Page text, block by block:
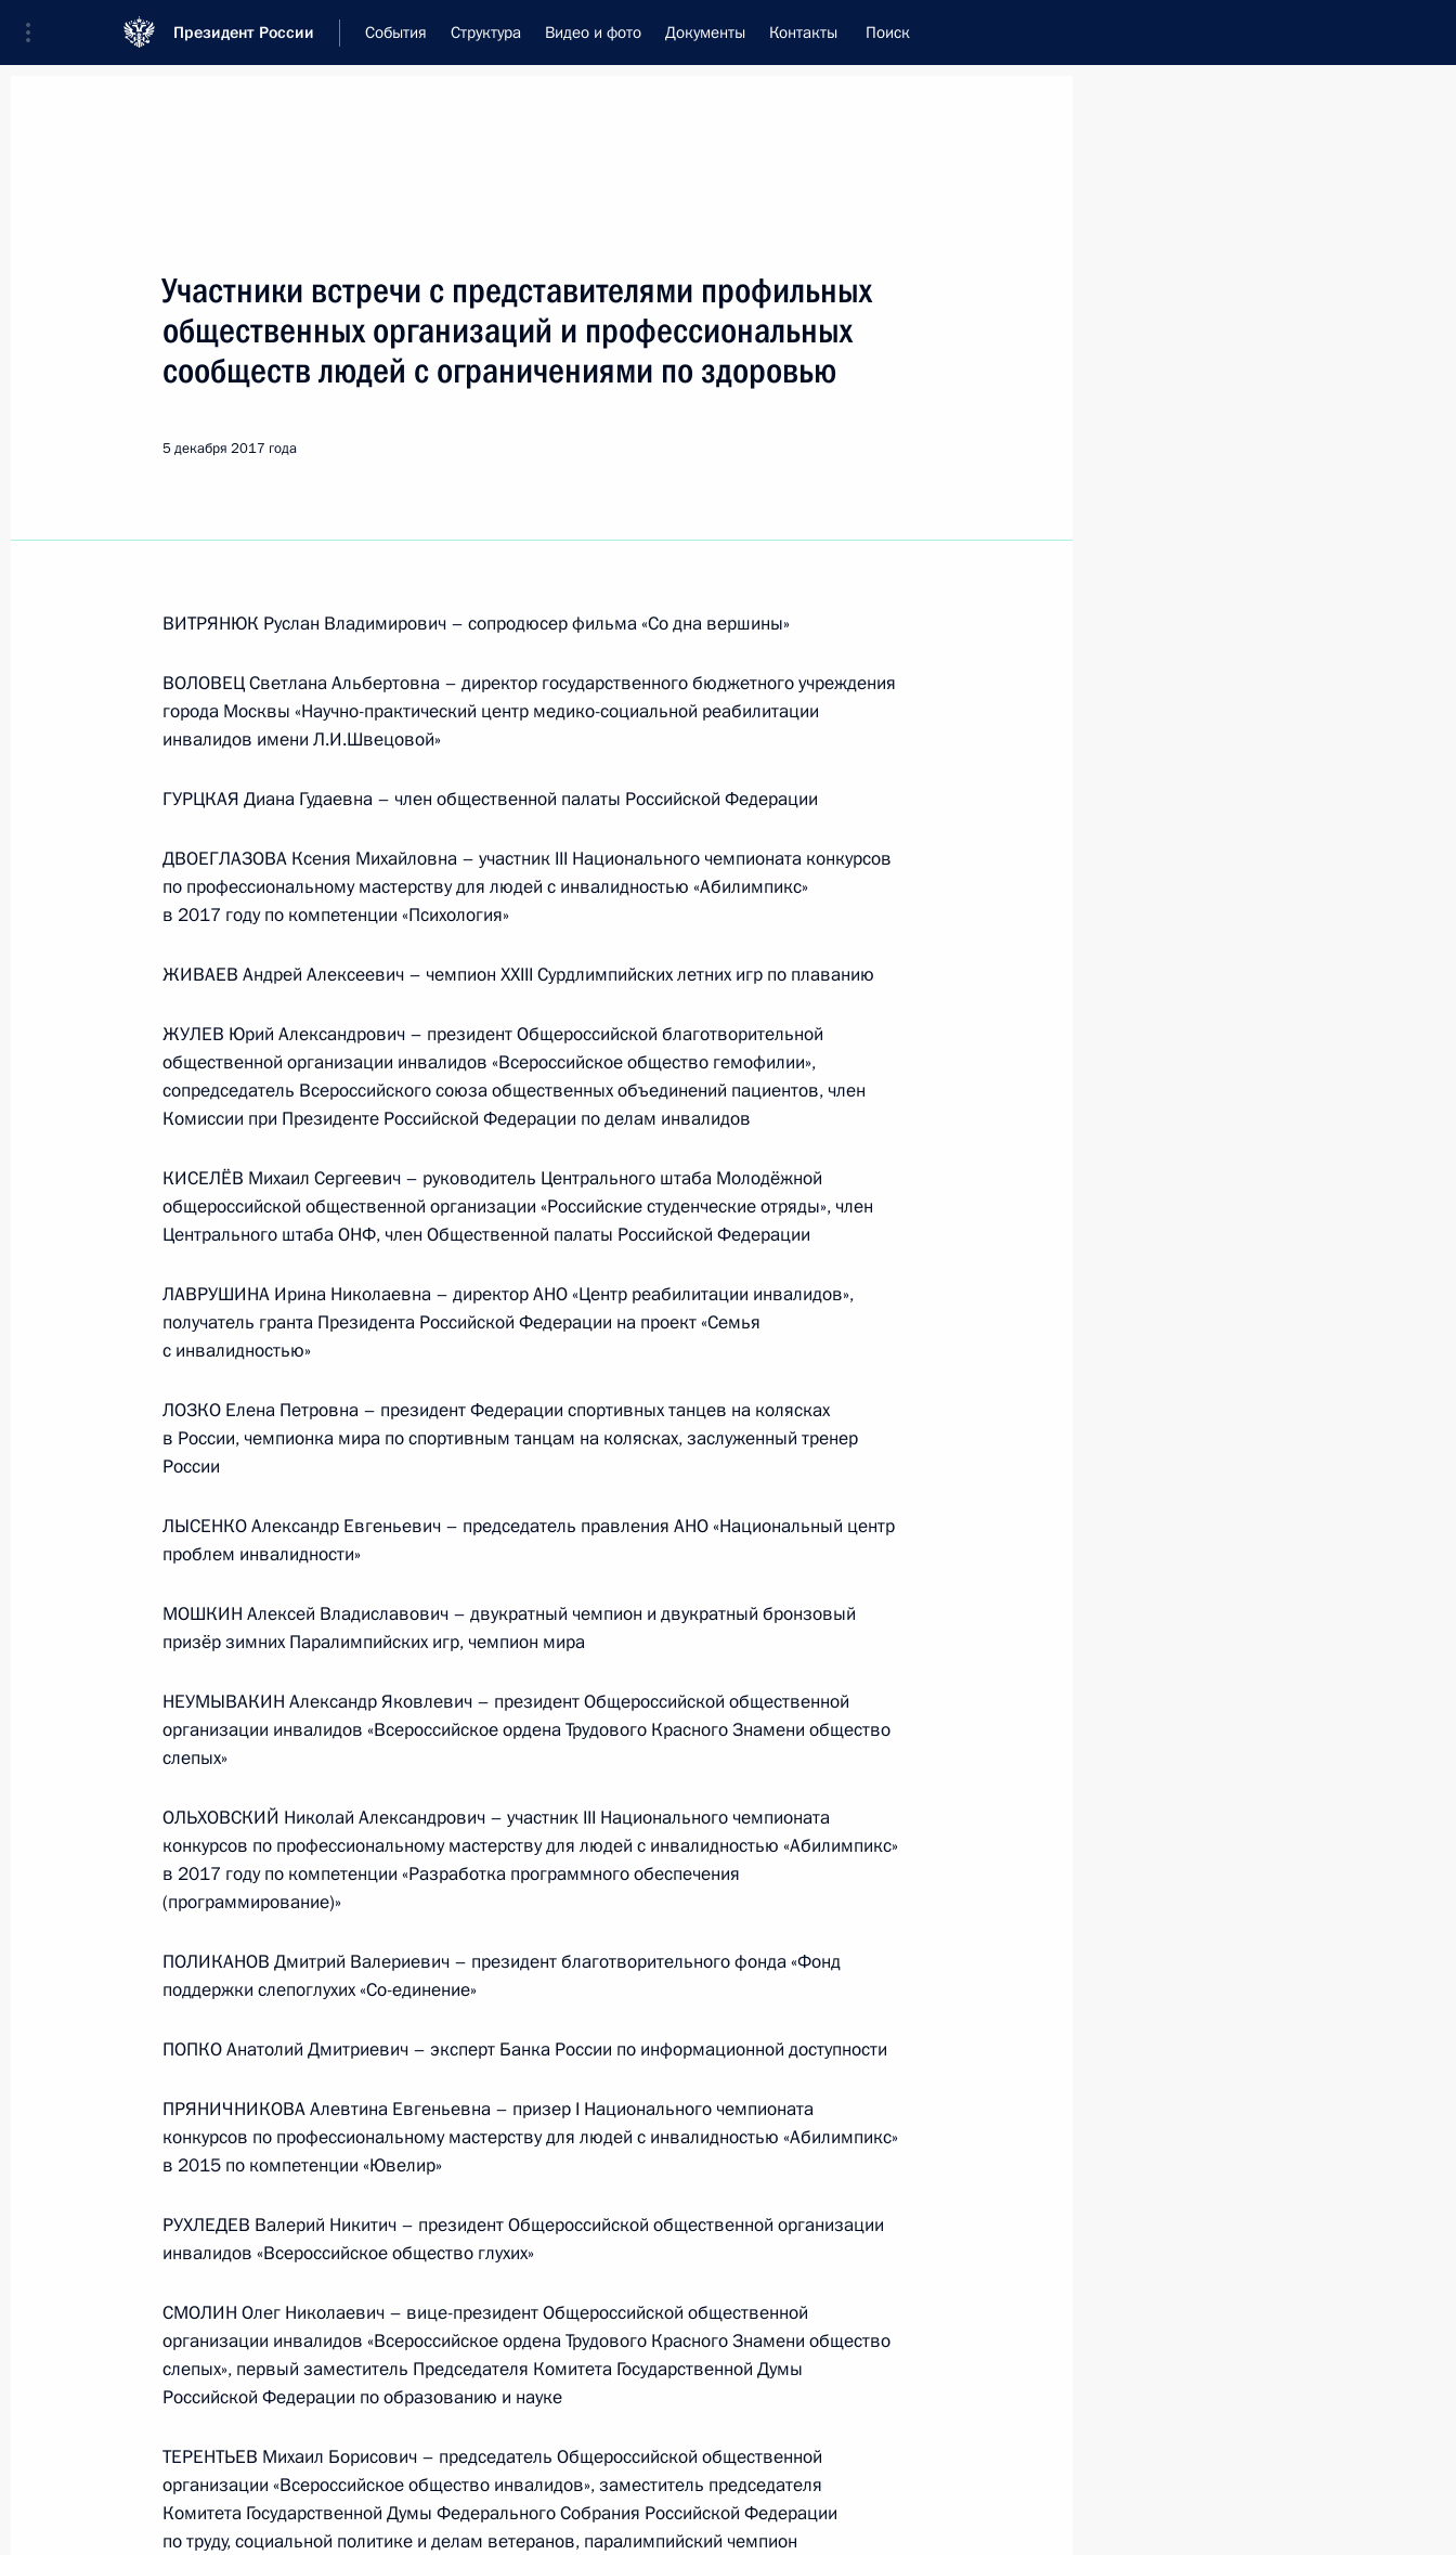
Президент России События Структура Видео и фото Документы Контакты Поиск
Рабочая встреча с вице-премьером – полпредом
Президента в ДФО Юрием Трутневым
Встреча с руководством
5 августа 2026 года, 12:40
Встреча с Председателем
Памфиловой
5 августа 2026 года, 18:15
Президент России
Обращение к участникам VIII
Российско-Киргизского
Российско-Киргизской
межрегиональной конференции
Встреча с председателем Союза
Встреча с врио губернатора
Белгородской области Александром
Шуваевым
5 августа 2026 года, 16:40
Инасио Лулой да Силвой
4 августа 2026 года, 17:30
События и поездки на географической карте
Администрация Президента России
Руслан Эдельгериев посетил
23 июля 2026 года, 19:00
Заседание межведомственной
по повышению эффективности
сохранения объектов
культурного наследия,
в неудовлетворительном
состоянии
14 июля 2026 года, 15:00
Участники встречи с представителями профильных
общественных организаций и профессиональных
сообществ людей с ограничениями по здоровью
5 декабря 2017 года
ВИТРЯНЮК Руслан Владимирович – сопродюсер фильма «Со дна вершины»
ВОЛОВЕЦ Светлана Альбертовна – директор государственного бюджетного учреждения
города Москвы «Научно-практический центр медико-социальной реабилитации
инвалидов имени Л.И.Швецовой»
ГУРЦКАЯ Диана Гудаевна – член общественной палаты Российской Федерации
ДВОЕГЛАЗОВА Ксения Михайловна – участник III Национального чемпионата конкурсов
по профессиональному мастерству для людей с инвалидностью «Абилимпикс»
в 2017 году по компетенции «Психология»
ЖИВАЕВ Андрей Алексеевич – чемпион XXIII Сурдлимпийских летних игр по плаванию
ЖУЛЕВ Юрий Александрович – президент Общероссийской благотворительной
общественной организации инвалидов «Всероссийское общество гемофилии»,
сопредседатель Всероссийского союза общественных объединений пациентов, член
Комиссии при Президенте Российской Федерации по делам инвалидов
КИСЕЛЁВ Михаил Сергеевич – руководитель Центрального штаба Молодёжной
общероссийской общественной организации «Российские студенческие отряды», член
Центрального штаба ОНФ, член Общественной палаты Российской Федерации
ЛАВРУШИНА Ирина Николаевна – директор АНО «Центр реабилитации инвалидов»,
получатель гранта Президента Российской Федерации на проект «Семья
с инвалидностью»
ЛОЗКО Елена Петровна – президент Федерации спортивных танцев на колясках
в России, чемпионка мира по спортивным танцам на колясках, заслуженный тренер
России
ЛЫСЕНКО Александр Евгеньевич – председатель правления АНО «Национальный центр
проблем инвалидности»
МОШКИН Алексей Владиславович – двукратный чемпион и двукратный бронзовый
призёр зимних Паралимпийских игр, чемпион мира
НЕУМЫВАКИН Александр Яковлевич – президент Общероссийской общественной
организации инвалидов «Всероссийское ордена Трудового Красного Знамени общество
слепых»
ОЛЬХОВСКИЙ Николай Александрович – участник III Национального чемпионата
конкурсов по профессиональному мастерству для людей с инвалидностью «Абилимпикс»
в 2017 году по компетенции «Разработка программного обеспечения
(программирование)»
ПОЛИКАНОВ Дмитрий Валериевич – президент благотворительного фонда «Фонд
поддержки слепоглухих «Со-единение»
ПОПКО Анатолий Дмитриевич – эксперт Банка России по информационной доступности
ПРЯНИЧНИКОВА Алевтина Евгеньевна – призер I Национального чемпионата
конкурсов по профессиональному мастерству для людей с инвалидностью «Абилимпикс»
в 2015 по компетенции «Ювелир»
РУХЛЕДЕВ Валерий Никитич – президент Общероссийской общественной организации
инвалидов «Всероссийское общество глухих»
СМОЛИН Олег Николаевич – вице-президент Общероссийской общественной
организации инвалидов «Всероссийское ордена Трудового Красного Знамени общество
слепых», первый заместитель Председателя Комитета Государственной Думы
Российской Федерации по образованию и науке
ТЕРЕНТЬЕВ Михаил Борисович – председатель Общероссийской общественной
организации «Всероссийское общество инвалидов», заместитель председателя
Комитета Государственной Думы Федерального Собрания Российской Федерации
по труду, социальной политике и делам ветеранов, паралимпийский чемпион